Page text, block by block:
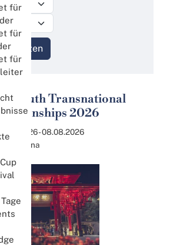
für
für
für
Youth Transnational
2026
- 08.08.2026
China